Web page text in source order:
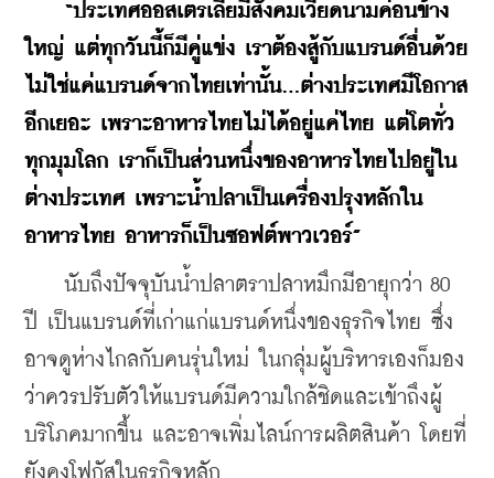
“ประเทศออสเตรเลียมีสังคมเวียดนามค่อนข้าง
ใหญ่ แต่ทุกวันนี้ก็มีคู่แข่ง เราต้องสู้กับแบรนด์อื่นด้วย
ไม่ใช่แค่แบรนด์จากไทยเท่านั้น...ต่างประเทศมีโอกาส
อีกเยอะ เพราะอาหารไทยไม่ได้อยู่แค่ไทย แต่โตทั่ว
ทุกมุมโลก เราก็เป็นส่วนหนึ่งของอาหารไทยไปอยู่ใน
ต่างประเทศ เพราะน้ำปลาเป็นเครื่องปรุงหลักใน
อาหารไทย อาหารก็เป็นซอฟต์พาวเวอร์”
นับถึงปัจจุบันน้ำปลาตราปลาหมึกมีอายุกว่า 80
ปี เป็นแบรนด์ที่เก่าแก่แบรนด์หนึ่งของธุรกิจไทย ซึ่ง
อาจดูห่างไกลกับคนรุ่นใหม่ ในกลุ่มผู้บริหารเองก็มอง
ว่าควรปรับตัวให้แบรนด์มีความใกล้ชิดและเข้าถึงผู้
บริโภคมากขึ้น และอาจเพิ่มไลน์การผลิตสินค้า โดยที่
ยังคงโฟกัสในธุรกิจหลัก